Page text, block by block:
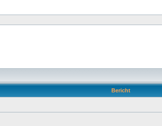
Bericht